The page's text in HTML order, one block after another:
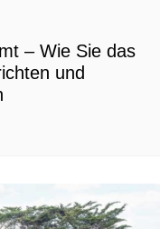
– Wie Sie das
und